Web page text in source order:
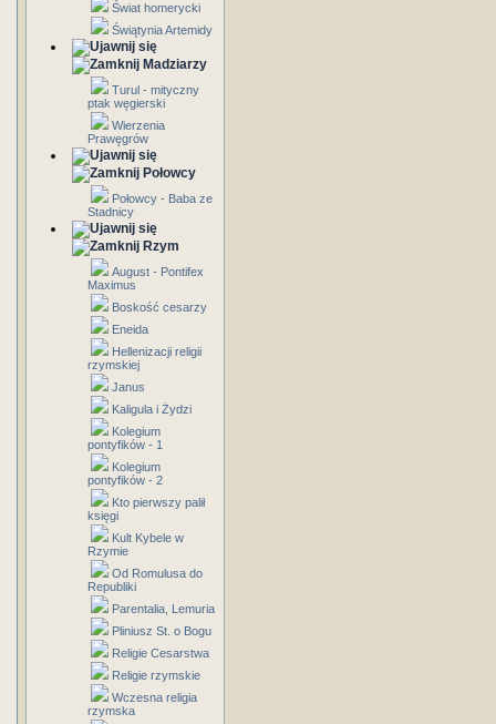
Świat homerycki
Świątynia Artemidy
Madziarzy
Turul - mityczny
ptak węgierski
Wierzenia
Prawęgrów
Połowcy
Połowcy - Baba ze
Stadnicy
Rzym
August - Pontifex
Maximus
Boskość cesarzy
Eneida
Hellenizacji religii
rzymskiej
Janus
Kaligula i Żydzi
Kolegium
pontyfików - 1
Kolegium
pontyfików - 2
Kto pierwszy palił
księgi
Kult Kybele w
Rzymie
Od Romulusa do
Republiki
Parentalia, Lemuria
Pliniusz St. o Bogu
Religie Cesarstwa
Religie rzymskie
Wczesna religia
rzymska